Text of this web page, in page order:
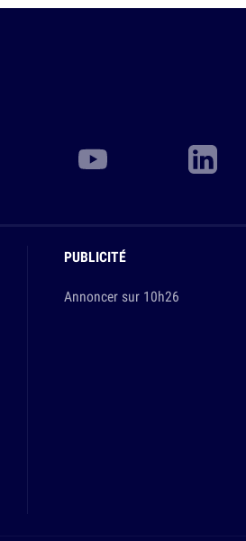
PUBLICITÉ
Annoncer sur 10h26